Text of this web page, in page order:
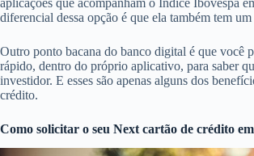
diferencial dessa opção é que ela também tem
Outro ponto bacana do banco digital é que você
rápido, dentro do próprio aplicativo, para saber
investidor. E esses são apenas alguns dos
crédito.
Como solicitar o seu Next cartão de crédito